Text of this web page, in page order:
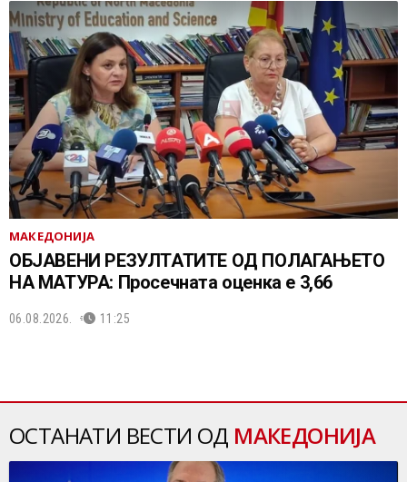
МАКЕДОНИЈА
ОБЈАВЕНИ РЕЗУЛТАТИТЕ ОД ПОЛАГАЊЕТО
НА МАТУРА: Просечната оценка е 3,66
06.08.2026. 11:25
ОСТАНАТИ ВЕСТИ ОД МАКЕДОНИЈА